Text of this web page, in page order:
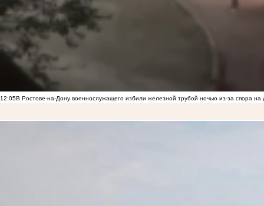
12:05В Ростове-на-Дону военнослужащего избили железной трубой ночью из-за спора на